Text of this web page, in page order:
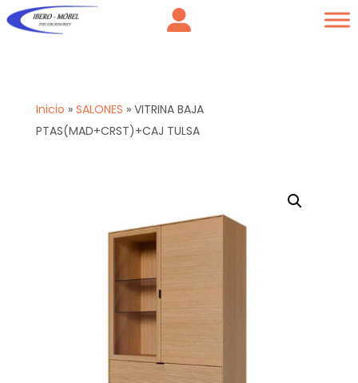
Inicio » SALONES » VITRINA BAJA
PTAS(MAD+CRST)+CAJ TULSA